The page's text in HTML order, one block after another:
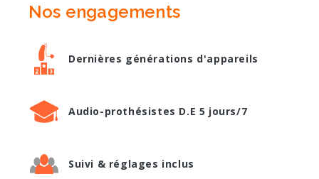
Nos engagements
Dernières générations d'appareils
Audio-prothésistes D.E 5 jours/7
Suivi & réglages inclus